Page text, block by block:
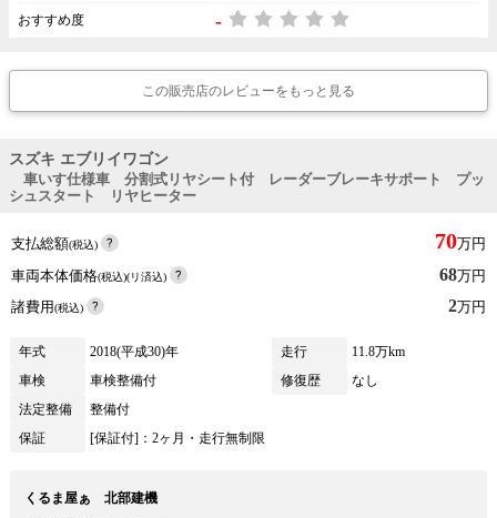
おすすめ度 -
この販売店のレビューをもっと見る
スズキ エブリイワゴン
車いす仕様車 分割式リヤシート付 レーダーブレーキサポート プッ
シュスタート リヤヒーター
支払総額(税込) 70万円
車両本体価格(税込)(リ済込) 68万円
諸費用(税込) 2万円
年式 2018(平成30)年 走行
11.8万km
車検
車検整備付 修復歴
なし
法定整備
整備付
保証
[保証付]：2ヶ月・走行無制限
くるま屋ぁ 北部建機